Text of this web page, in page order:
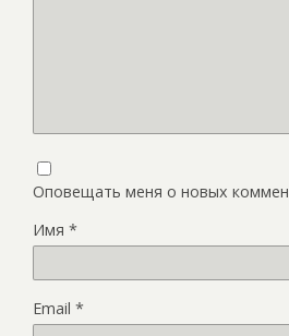
Оповещать меня о новых
Имя *
Email *